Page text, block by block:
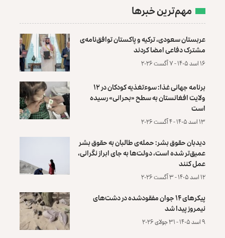
مهم‌ترین خبرها
عربستان سعودی، ترکیه و پاکستان توافق‌نامه‌ی
مشترک دفاعی امضا کردند
۱۶ اسد ۱۴۰۵ - ۷ آگست ۲۰۲۶
برنامه جهانی غذا: سوءتغذیه کودکان در ۱۲
ولایت افغانستان به سطح «بحرانی» رسیده
است
۱۳ اسد ۱۴۰۵ - ۴ آگست ۲۰۲۶
دیدبان حقوق بشر: حمله‌ی طالبان به حقوق بشر
عمیق‌تر شده است، دولت‌ها به جای ابراز نگرانی،
عمل کنند
۱۲ اسد ۱۴۰۵ - ۳ آگست ۲۰۲۶
پیکرهای ۱۴ جوان مفقودشده در دشت‌های
نیمروز پیدا شد
۹ اسد ۱۴۰۵ - ۳۱ جولای ۲۰۲۶